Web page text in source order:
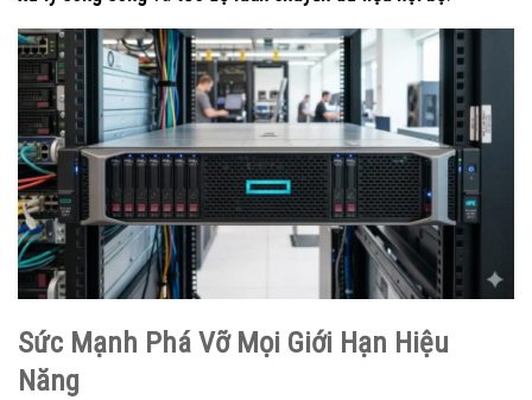
Sức Mạnh Phá Vỡ Mọi Giới Hạn Hiệu
Năng